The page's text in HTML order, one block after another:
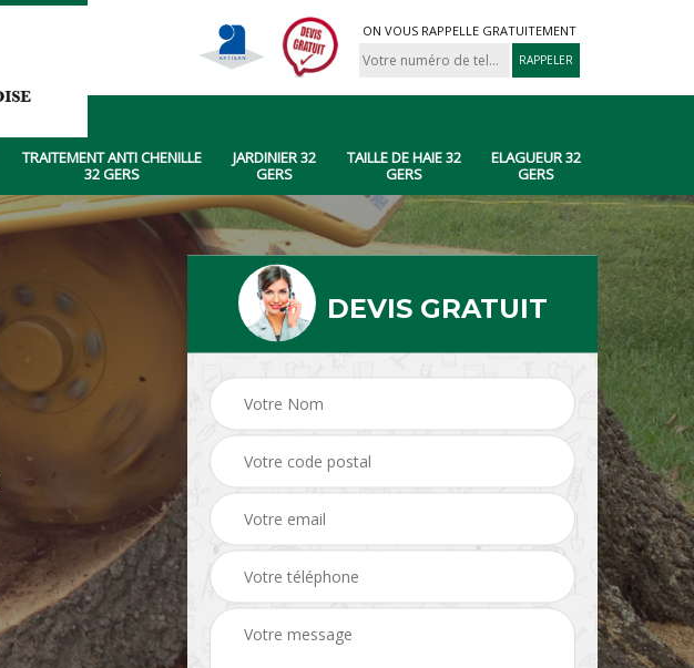
ON VOUS RAPPELLE GRATUITEMENT
TRAITEMENT ANTI CHENILLE
32 GERS
JARDINIER 32
GERS
TAILLE DE HAIE 32
GERS
ELAGUEUR 32
GERS
DEVIS GRATUIT